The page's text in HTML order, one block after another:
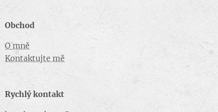
Obchod
O mně
Kontaktujte mě
Rychlý kontakt